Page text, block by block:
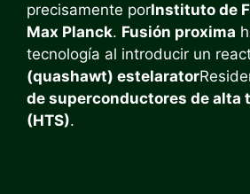
precisamente porInstituto de
Max Planck. Fusión proxima
tecnología al introducir un
(quashawt) estelarator
de superconductores de alta
(HTS).